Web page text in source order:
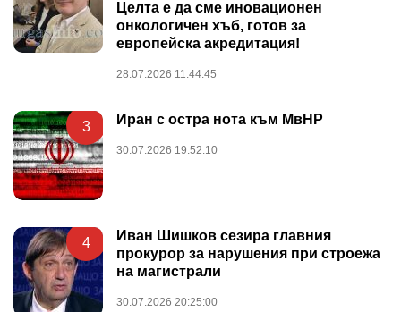
Целта е да сме иновационен
онкологичен хъб, готов за
европейска акредитация!
28.07.2026 11:44:45
3 Иран с остра нота към МвНР
30.07.2026 19:52:10
4
Иван Шишков сезира главния
прокурор за нарушения при строежа
на магистрали
30.07.2026 20:25:00